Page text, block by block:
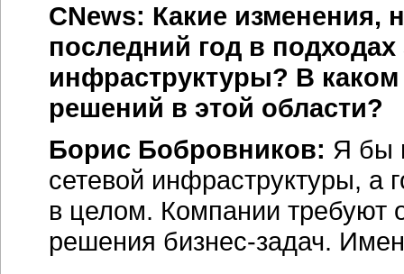
CNews: Какие изменения,
последний год в
инфраструктуры? В
решений в этой области?
Борис Бобровников: Я бы
сетевой инфраструктуры, а
в целом. Компании требуют
решения бизнес-задач.